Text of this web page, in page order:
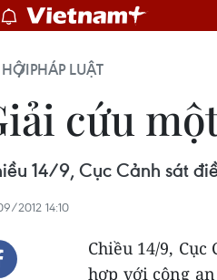
PHÁP LUẬT
cứu
14/9, Cục Cảnh sát
2012 14:10
Chiều 14/9,
hợp với công